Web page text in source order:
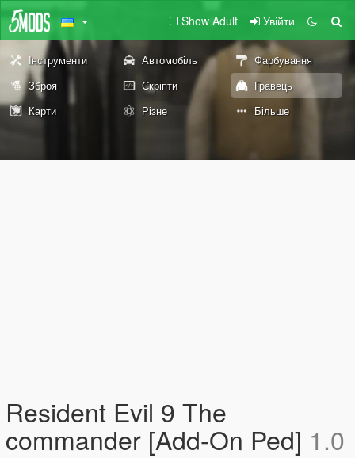
Show Adult Увійти
Інструменти Автомобіль
Фарбування
Зброя
Скріпти
Гравець
Карти
Різне Більше
Resident Evil 9 The
commander [Add-On Ped] 1.0